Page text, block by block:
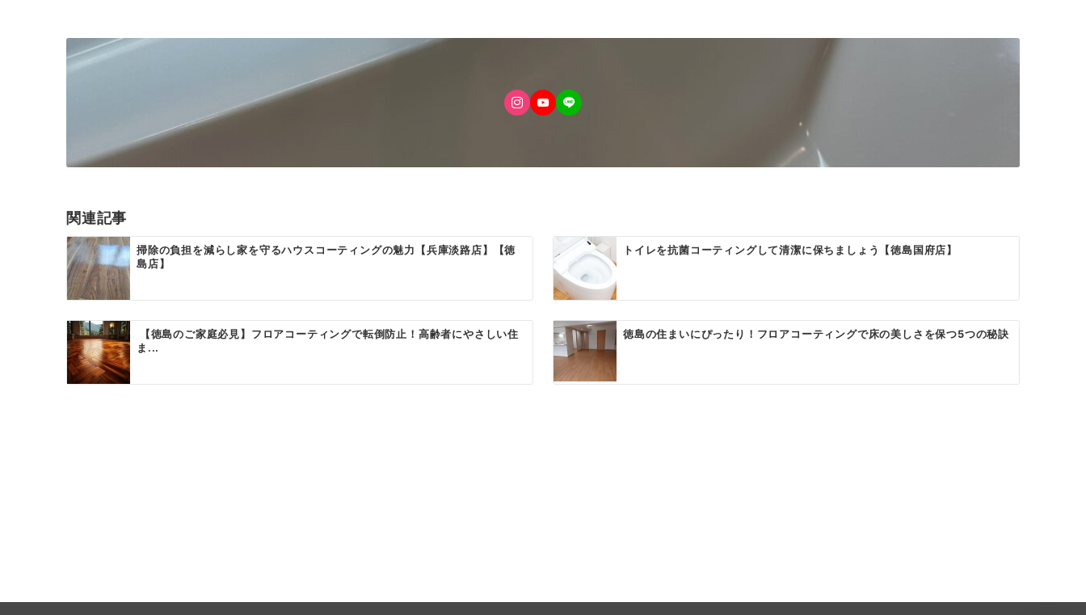
関連記事
掃除の負担を減らし家を守るハウスコーティングの魅力【兵庫淡路店】【徳
島店】
トイレを抗菌コーティングして清潔に保ちましょう【徳島国府店】
【徳島のご家庭必見】フロアコーティングで転倒防止！高齢者にやさしい住
ま...
徳島の住まいにぴったり！フロアコーティングで床の美しさを保つ5つの秘訣